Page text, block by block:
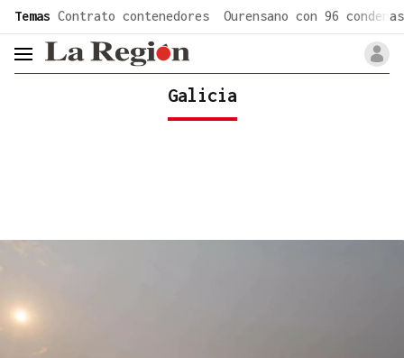
Temas Contrato contenedores Ourensano con 96 condenas
header.menu.open
Galicia